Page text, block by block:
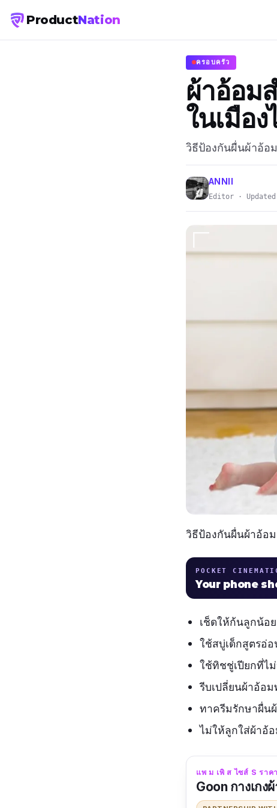
ProductNation
ครอบครัว
ผ้าอ้อม
ในเมือง
วิธีป้องกันผื่นผ้าอ้อ
ANNII
Editor ·
วิธีป้องกันผื่นผ้าอ้อ
POCKET
Your phone
เช็ดให้ก้นลูกน้อ
ใช้สบู่เด็กสูตรอ่
ใช้ทิชชู่เปียกที่ไ
รีบเปลี่ยนผ้าอ้อ
ทาครีมรักษาผื่น
ไม่ให้ลูกใส่ผ้าอ้
แพ ม เพิ ส ไซส์ S ราค
Goon กางเก